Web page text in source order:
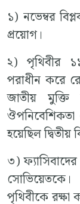
১) নভেম্বর
প্রয়োগ।
২) পৃথিবীর
পরাধীন করে
জাতীয়
ঔপনিবেশিকতা
হয়েছিল
৩)
পৃথিবীকে